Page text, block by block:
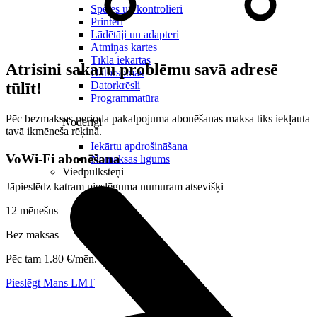
Spēles un kontrolieri
Printeri
Lādētāji un adapteri
Atmiņas kartes
Tīkla iekārtas
Datorsomas
Datorkrēsli
Programmatūra
Noderīgi
Iekārtu apdrošināšana
Nomaksas līgums
Viedpulksteņi
Atrisini sakaru problēmu savā adresē
tūlīt!
Pēc bezmaksas perioda pakalpojuma abonēšanas maksa tiks iekļauta
tavā ikmēneša rēķinā.
VoWi-Fi abonēšana
Jāpieslēdz katram pieslēguma numuram atsevišķi
12 mēnešus
Bez maksas
Pēc tam 1.80 €/mēn.
Pieslēgt Mans LMT